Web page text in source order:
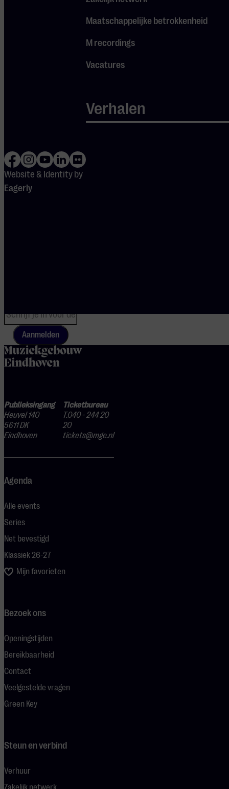
Maatschappelijke betrokkenheid
M recordings
Vacatures
Verhalen
Website & Identity by
Eagerly
Je cookie instellingen
gebruik te maken van
Aanmelden
Publieksingang
Heuvel 140
5611 DK
Eindhoven
Ticketbureau
T.040 - 244 20
20
tickets@mge.nl
Agenda
Alle events
Series
Net bevestigd
Klassiek 26-27
Mijn favorieten
Bezoek ons
Openingstijden
Bereikbaarheid
Contact
Veelgestelde vragen
Green Key
Steun en verbind
Verhuur